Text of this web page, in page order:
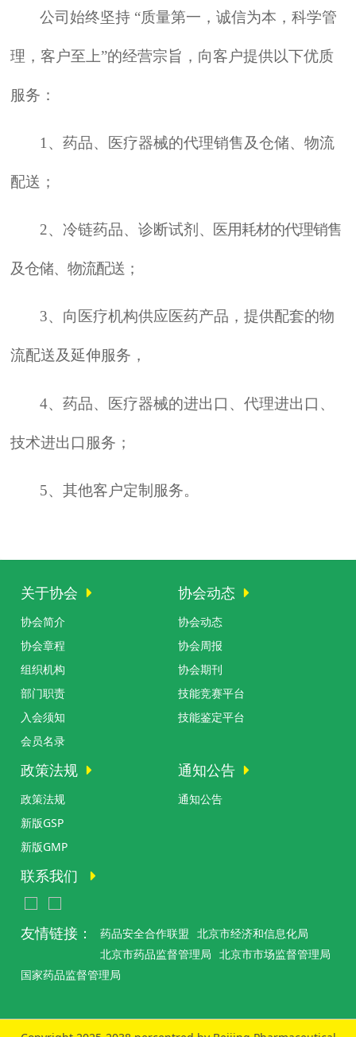
公司始终坚持 “质量第一，诚信为本，科学管
理，客户至上”的经营宗旨，向客户提供以下优质
服务：
1 、药品、医疗器械的代理销售及仓储、物流
配送；
2、冷链药品、诊断试剂 、医用耗材的代理销售
及仓储、物流配送；
3、向医疗机构供应医药产品，提供配套的物
流配送及延伸服务，
4、药品、医疗器械的进出口、代理进出口、
技术进出口服务；
5、其他客户定制服务。
关于协会
协会简介
协会章程
组织机构
部门职责
入会须知
会员名录
协会动态
协会动态
协会周报
协会期刊
技能竞赛平台
技能鉴定平台
政策法规
政策法规
新版GSP
新版GMP
通知公告
通知公告
联系我们
友情链接： 药品安全合作联盟 北京市经济和信息化局
北京市药品监督管理局 北京市市场监督管理局
国家药品监督管理局